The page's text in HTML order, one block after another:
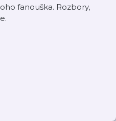
fanouška. Rozbory,